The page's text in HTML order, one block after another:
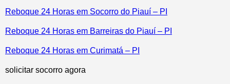
Reboque 24 Horas em Socorro do Piauí – PI
Reboque 24 Horas em Barreiras do Piauí – PI
Reboque 24 Horas em Curimatá – PI
solicitar socorro agora